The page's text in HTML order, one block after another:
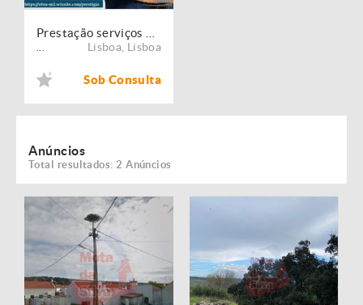
Lisboa Lisboa
Sob Consulta
Anúncios
Total resultados: 2 Anúncios